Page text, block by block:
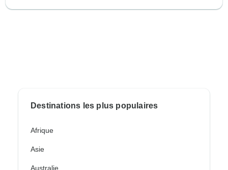
Destinations les plus populaires
Afrique
Asie
Australie